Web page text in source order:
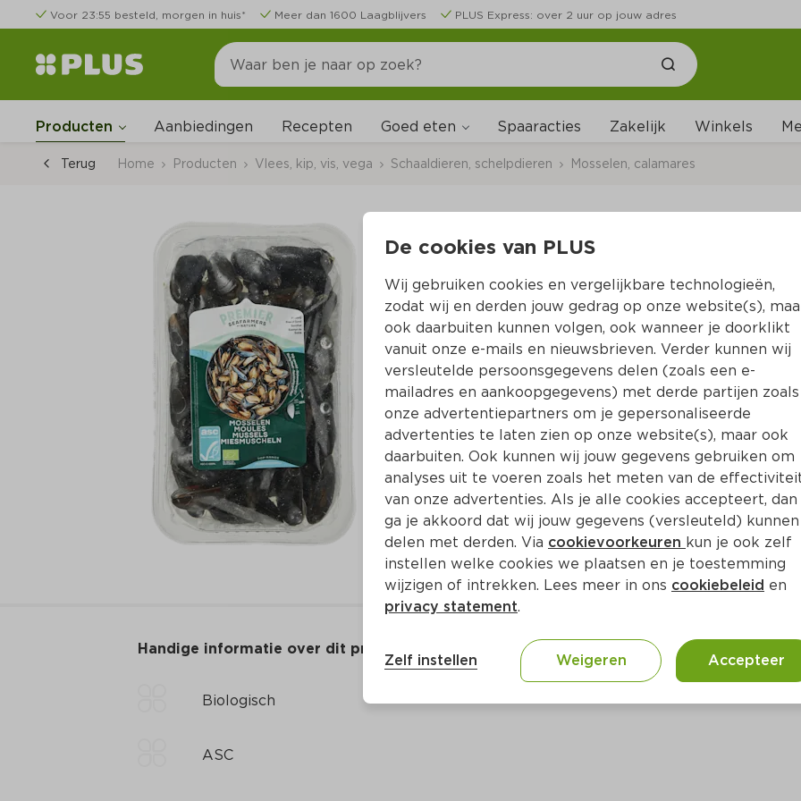
Voor 23:55 besteld, morgen in huis* Meer dan 1600 Laagblijvers PLUS Express: over 2 uur op jouw adres
Producten Aanbiedingen Recepten Goed eten Spaaracties Zakelijk Winkels
Terug Home Producten Vlees, kip, vis, vega Schaaldieren, schelpdieren Mosselen, calamares
Premier
Per Tray 1000 g
Product niet beschikbaar bij jouw PLUS.
Handige informatie over dit product
Biologisch
ASC
De cookies van PLUS
Wij gebruiken cookies en vergelijkbare technologieën,
zodat wij en derden jouw gedrag op onze website(s),
ook daarbuiten kunnen volgen, ook wanneer je doorklikt
vanuit onze e-mails en nieuwsbrieven. Verder kunnen wij
versleutelde persoonsgegevens delen (zoals een e-
mailadres en aankoopgegevens) met derde partijen zoals
onze advertentiepartners om je gepersonaliseerde
advertenties te laten zien op onze website(s), maar ook
daarbuiten. Ook kunnen wij jouw gegevens gebruiken om
analyses uit te voeren zoals het meten van de
van onze advertenties. Als je alle cookies accepteert, dan
ga je akkoord dat wij jouw gegevens (versleuteld) kunnen
delen met derden. Via cookievoorkeuren kun je ook zelf
instellen welke cookies we plaatsen en je toestemming
wijzigen of intrekken. Lees meer in ons cookiebeleid en
privacy statement.
Zelf instellen Weigeren Accepteer